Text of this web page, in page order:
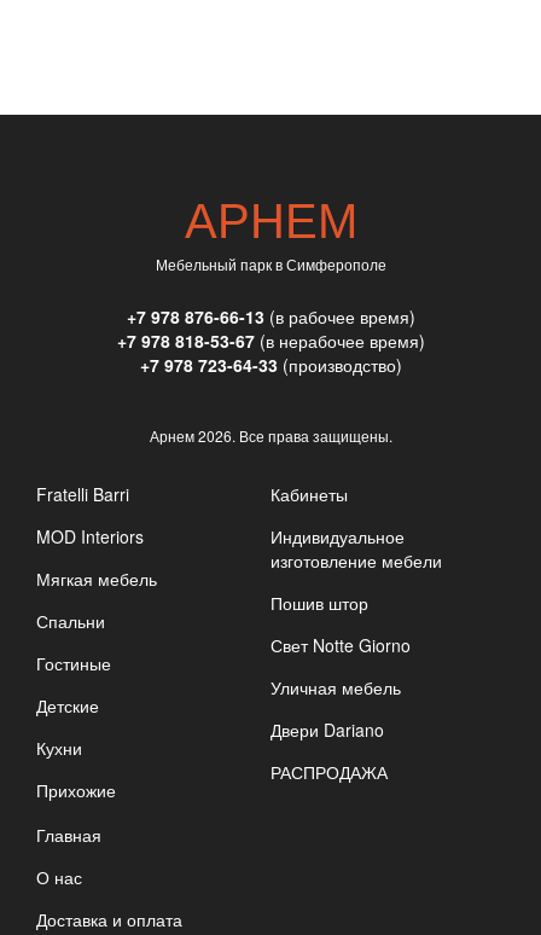
АРНЕМ
Мебельный парк в Симферополе
+7 978 876-66-13(в рабочее время)
+7 978 818-53-67(в нерабочее время)
+7 978 723-64-33(производство)
Арнем2026. Все права защищены.
Fratelli Barri
MOD Interiors
Мягкая мебель
Спальни
Гостиные
Детские
Кухни
Прихожие
Кабинеты
Индивидуальное
изготовление мебели
Пошив штор
Свет Notte Giorno
Уличная мебель
Двери Dariano
РАСПРОДАЖА
Главная
О нас
Доставка и оплата